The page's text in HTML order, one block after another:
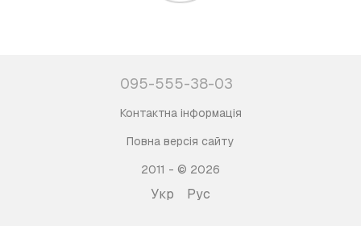
095-555-38-03
Контактна інформація
Повна версія сайту
2011 - © 2026
Укр Рус